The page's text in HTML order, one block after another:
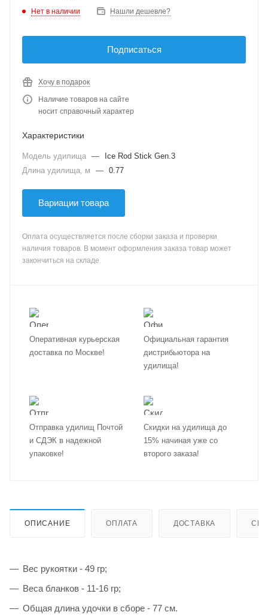
Нет в наличии Нашли дешевле?
Подписаться
Хочу в подарок
Наличие товаров на сайте
носит справочный характер
Характеристики
Модель удилища —
Ice Rod Stick Gen.3
Длина удилища, м
— 0.77
Вариации товара
Оплата осуществляется после сборки заказа и проверки
наличия товаров. В момент оформления заказа товар может
закончиться на складе.
Оперативная курьерская
доставка по Москве!
Официальная гарантия
дистрибьютора на
удилища!
Отправка удилищ Почтой
и СДЭК в надежной
упаковке!
Скидки на удилища до
15% начиная уже со
второго заказа!
ОПИСАНИЕ ОПЛАТА ДОСТАВКА
Вес рукоятки - 49 гр;
Веса бланков - 11-16 гр;
Общая длина удочки в сборе - 77 см.